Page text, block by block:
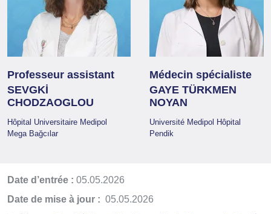
Professeur assistant
SEVGKİ
CHODZAOGLOU
Hôpital Universitaire Medipol
Mega Bağcılar
Médecin spécialiste
GAYE TÜRKMEN
NOYAN
Université Medipol Hôpital
Pendik
Date d’entrée : 05.05.2026
Date de mise à jour : 05.05.2026